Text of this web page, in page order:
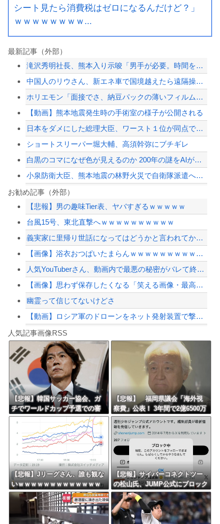
シート見たら消費税はゼロになるんだけど？」
ｗｗｗｗｗｗｗｗ...
最新記事（外部）
滝沢秀明社長、熊本入り示唆「男手が必要。時間を見つけて行きたい」
中国人のリウさん、新エネ車で国境越えたら遠隔操作で30時間ロックされる！
ホリエモン「面接でさ、納豆パックの薄いフィルムって何のために入っていの？って聞く...
【動画】熊本地震発生時の手術室の様子が公開される
日本をダメにした総理大臣、ワースト１位が同点でこの人ｗｗｗｗｗｗ
ショートスリーパー堀大輔、高須幹弥にブチギレ
白黒のコマになぜ色が見えるのか 200年の謎をAIが解明！
小泉防衛大臣、熊本地震の林野火災で自衛隊派遣へ！←「迅速な対応だ！」「次の首相は...
【悲報】中日・金丸夢斗(5勝8敗)、もうすぐ中継ぎ(橋本4勝1敗)に勝ち星が追い...
【配信者】「金バエ」のSNS更新が1週間途絶え、様々な憶測が飛び交う。1週間ぶり...
【緊急速報】NYで警官が黒人男性の首を絞め、暴動第二波不可避へ
Powered by livedoor 相互RSS
お勧め記事（外部）
【悲報】男の趣味Tier表、ヤバすぎるｗｗｗｗｗ
台風15号、東北直撃へｗｗｗｗｗｗｗｗｗｗ
義実家に里帰り世話になってはどうかと言われてかなり悩んでいる
【画像】浴衣おつぱいたまらんｗｗｗｗｗｗｗｗｗｗｗ
人気YouTuberさん、動画内で最悪の秘密がバレて終わる・・・
【画像】思わず保存したくなる「笑える画像・最高な画像」貼っていけｗｗｗｗｗ
幽霊って信じてないけどさ
【動画】ロシア軍のドローンをネット発射装置で撃墜するウクライナ。
8/4のニュース
更新中止のお知らせ
海外「おめでとうタキ！」リヴァプール南野がバースデーゴール！！
人気記事画像RSS
【悲報】韓国サッカー協会、ガ
チでワールドカップ予選での審
判への性接待がバレ大炎上大騒
ぎにｗｗｗｗｗｗｗｗ
【悲報】 福岡県議会「海外視
察費」公表！ 3年間で2億6500万
円ｗｗｗｗｗｗｗｗｗ
【悲報】Jリーグさん、誰も観な
いｗｗｗｗｗｗｗｗｗｗｗｗｗ
ｗｗｗｗ
【悲報】サイバーコネクトツー
の松山氏、JUMP公式にブロック
されるｗｗｗｗｗｗｗｗｗｗｗ